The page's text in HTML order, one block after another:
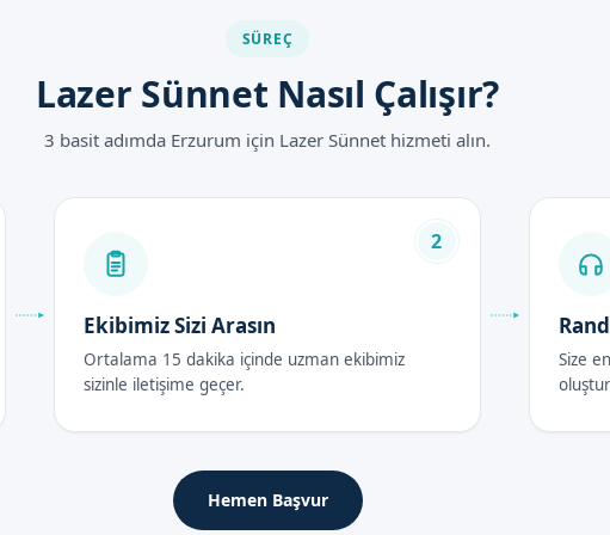
yöntem
Sünnetçim tarafından belirlenmiştir. Fiyatlarımız, hizmetimizin kalitesi
Randevu formumuzdan bize ulaşarak güncel fiyat bilgileri
hasta, bol bol dinlenmeli ve sünnet bölgesine fazla baskı yapmamalıdır.
sürer. Bu süre zarfında hasta, sünnet bölgesine dikkat etmeli ve önerilen
SÜREÇ
Lazer Sünnet Nasıl Çalışır?
3 basit adımda Erzurum için Lazer Sünnet hizmeti alın.
2
Ekibimiz Sizi Arasın
Ortalama 15 dakika içinde uzman ekibimiz
sizinle iletişime geçer.
Size
Hemen Başvur